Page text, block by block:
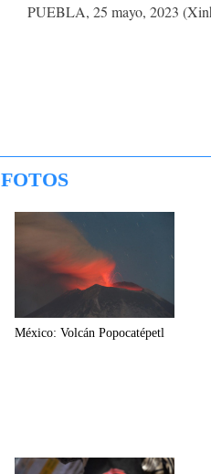
PUEBLA, 25 mayo, 2023
FOTOS
México: Volcán Popocatépetl